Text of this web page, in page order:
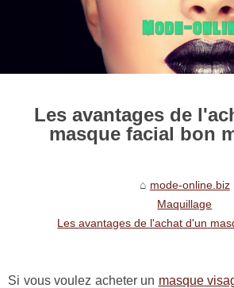
Les avantages de
masque facial bon
mode-online.biz
Maquillage
Les avantages de l'achat d'un
Si vous voulez acheter un masque